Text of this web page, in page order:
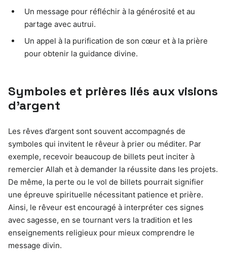
Un message pour réfléchir à la générosité et au
partage avec autrui.
Un appel à la purification de son cœur et à la prière
pour obtenir la guidance divine.
Symboles et prières liés aux visions
d’argent
Les rêves d’argent sont souvent accompagnés de
symboles qui invitent le rêveur à prier ou méditer. Par
exemple, recevoir beaucoup de billets peut inciter à
remercier Allah et à demander la réussite dans les projets.
De même, la perte ou le vol de billets pourrait signifier
une épreuve spirituelle nécessitant patience et prière.
Ainsi, le rêveur est encouragé à interpréter ces signes
avec sagesse, en se tournant vers la tradition et les
enseignements religieux pour mieux comprendre le
message divin.